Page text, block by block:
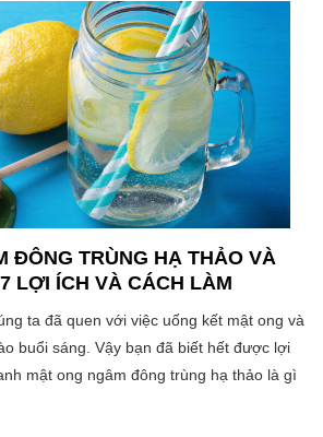
ĐÔNG TRÙNG HẠ THẢO VÀ
LỢI ÍCH VÀ CÁCH LÀM
ta đã quen với việc uống kết mật ong và
buổi sáng. Vậy bạn đã biết hết được lợi
mật ong ngâm đông trùng hạ thảo là gì